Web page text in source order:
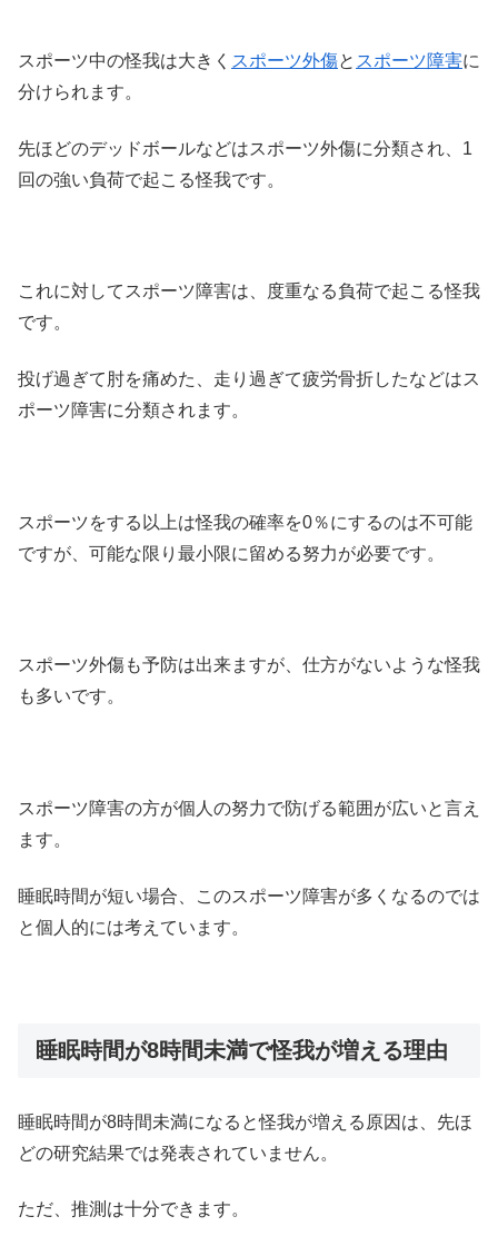
スポーツ中の怪我は大きく スポーツ外傷と スポーツ障害に
分けられます。
先ほどのデッドボールなどはスポーツ外傷に分類され、1
回の強い負荷で起こる怪我です。
これに対してスポーツ障害は、度重なる負荷で起こる怪我
です。
投げ過ぎて肘を痛めた、走り過ぎて疲労骨折したなどはス
ポーツ障害に分類されます。
スポーツをする以上は怪我の確率を0％にするのは不可能
ですが、可能な限り最小限に留める努力が必要です。
スポーツ外傷も予防は出来ますが、仕方がないような怪我
も多いです。
スポーツ障害の方が個人の努力で防げる範囲が広いと言え
ます。
睡眠時間が短い場合、このスポーツ障害が多くなるのでは
と個人的には考えています。
睡眠時間が8時間未満で怪我が増える理由
睡眠時間が8時間未満になると怪我が増える原因は、先ほ
どの研究結果では発表されていません。
ただ、推測は十分できます。